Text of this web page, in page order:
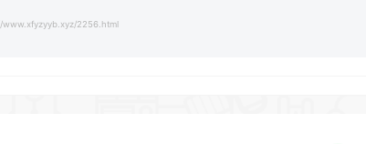
2256.html